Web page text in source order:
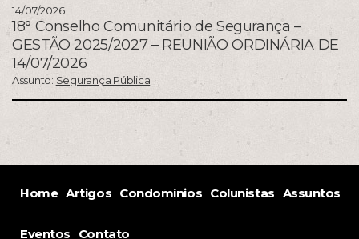
14/07/2026
18° Conselho Comunitário de Segurança –
GESTÃO 2025/2027 – REUNIÃO ORDINÁRIA DE
14/07/2026
Assunto: Segurança Pública
Home Artigos Condomínios Colunistas Assuntos
Eventos Contato